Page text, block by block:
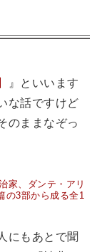
』といいます
な話ですけど
のままなぞっ
家、ダンテ・アリ
の3部から成る全1
にもあとで聞